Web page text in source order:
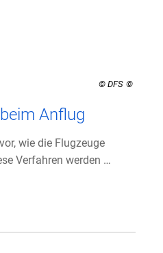
© DFS
Anflug
wie die Flugzeuge
Verfahren werden …